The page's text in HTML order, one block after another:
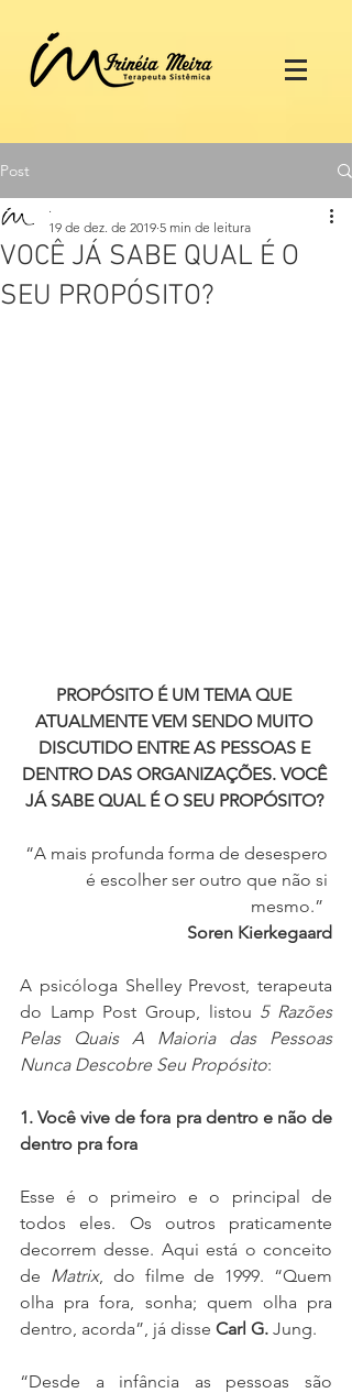
Post
VOCÊ JÁ SABE QUAL É O
SEU PROPÓSITO?
.
19 de dez. de 2019 5 min de leitura
PROPÓSITO É UM TEMA QUE
ATUALMENTE VEM SENDO MUITO
DISCUTIDO ENTRE AS PESSOAS E
DENTRO DAS ORGANIZAÇÕES. VOCÊ
JÁ SABE QUAL É O SEU PROPÓSITO?
“A mais profunda forma de desespero
é escolher ser outro que não si
mesmo.”
Soren Kierkegaard
A psicóloga Shelley Prevost, terapeuta
do Lamp Post Group, listou 5 Razões
Pelas Quais A Maioria das Pessoas
Nunca Descobre Seu Propósito:
1. Você vive de fora pra dentro e não de
dentro pra fora
Esse é o primeiro e o principal de
todos eles. Os outros praticamente
decorrem desse. Aqui está o conceito
de Matrix, do filme de 1999. “Quem
olha pra fora, sonha; quem olha pra
dentro, acorda”, já disse Carl G. Jung.
“Desde a infância as pessoas são